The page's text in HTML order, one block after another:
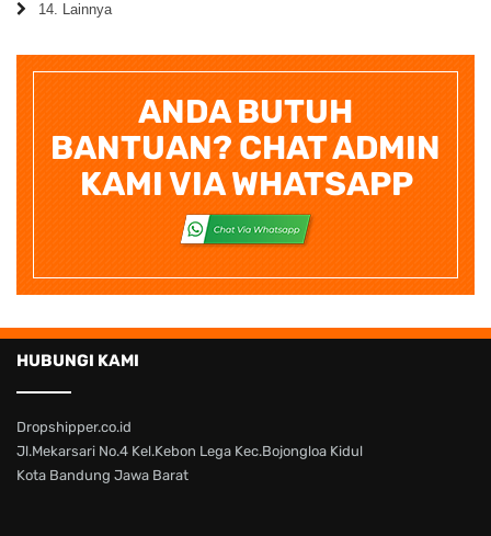
14. Lainnya
ANDA BUTUH
BANTUAN? CHAT ADMIN
KAMI VIA WHATSAPP
HUBUNGI KAMI
Dropshipper.co.id
Jl.Mekarsari No.4 Kel.Kebon Lega Kec.Bojongloa Kidul
Kota Bandung Jawa Barat